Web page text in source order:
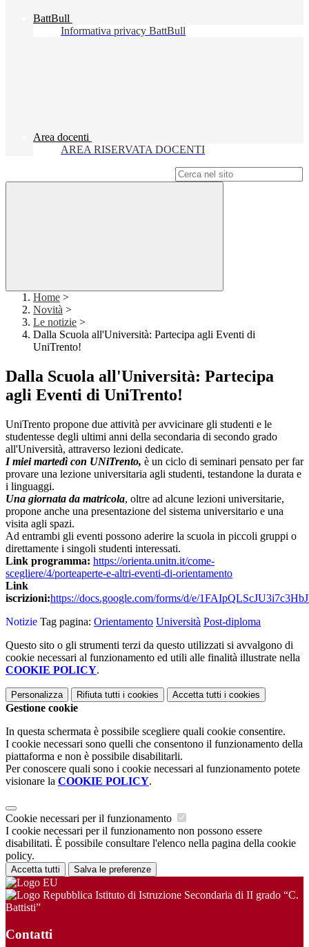
BattBull
Informativa privacy BattBull
Area docenti
AREA RISERVATA DOCENTI
Home >
Novità >
Le notizie >
Dalla Scuola all'Università: Partecipa agli Eventi di
UniTrento!
Dalla Scuola all'Università: Partecipa
agli Eventi di UniTrento!
UniTrento propone due attività per avvicinare gli studenti e le
studentesse degli ultimi anni della secondaria di secondo grado
all'Università, attraverso lezioni dedicate.
I miei martedì con UNiTrento, è un ciclo di seminari pensato per far
provare una lezione universitaria agli studenti, testandone la durata e
i linguaggi.
Una giornata da matricola, oltre ad alcune lezioni universitarie,
propone anche una presentazione del sistema universitario e una
visita agli spazi.
Ad entrambi gli eventi possono aderire la scuola in piccoli gruppi o
direttamente i singoli studenti interessati.
Link programma: https://orienta.unitn.it/come-
scegliere/4/porteaperte-e-altri-eventi-di-orientamento
Link
iscrizioni:https://docs.google.com/forms/d/e/
Notizie Tag pagina: Orientamento Università Post-diploma
Questo sito o gli strumenti terzi da questo utilizzati si avvalgono di
cookie necessari al funzionamento ed utili alle finalità illustrate nella
COOKIE POLICY.
Personalizza Rifiuta tutti i cookies Accetta tutti i cookies
Gestione cookie
In questa schermata è possibile scegliere quali cookie consentire.
I cookie necessari sono quelli che consentono il funzionamento della
piattaforma e non è possibile disabilitarli.
Per conoscere quali sono i cookie necessari al funzionamento potete
visionare la COOKIE POLICY.
Cookie necessari per il funzionamento
I cookie necessari per il funzionamento non possono essere
disabilitati. È possibile consultare l'elenco nella pagina della cookie
policy.
Accetta tutti Salva le preferenze
Istituto di Istruzione Secondaria di II grado “C.
Battisti”
Contatti